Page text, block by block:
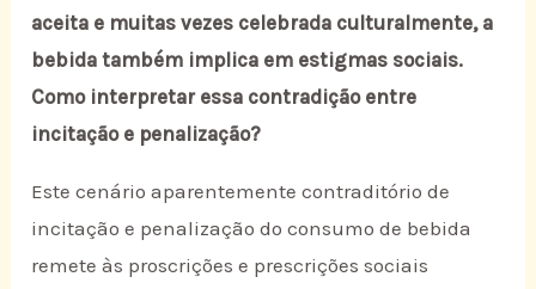
aceita e muitas vezes celebrada culturalmente, a
bebida também implica em estigmas sociais.
Como interpretar essa contradição entre
incitação e penalização?
Este cenário aparentemente contraditório de
incitação e penalização do consumo de bebida
remete às proscrições e prescrições sociais